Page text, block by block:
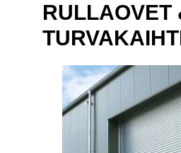
RULLAOVET